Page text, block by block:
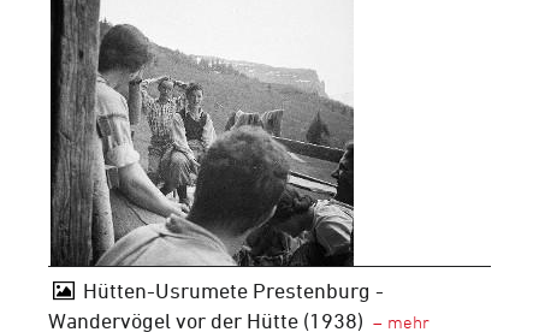
Hütten-Usrumete Prestenburg -
Wandervögel vor der Hütte (1938)